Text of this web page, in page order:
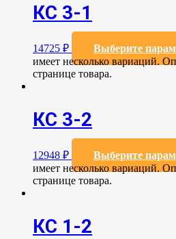
КС 3-1
14725 ₽ Выберите
имеет несколько вариаций.
странице товара.
КС 3-2
12948 ₽ Выберите
имеет несколько вариаций.
странице товара.
КС 1-2